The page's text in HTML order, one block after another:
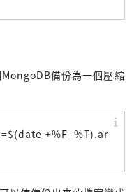
備份為一個壓縮
+%F_%T).ar